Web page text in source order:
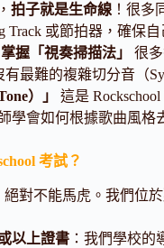
拍子就是生命線 ！很
Track 或節拍器，確保
握「視奏掃描法」
很
有最難的複雜切分音（
）」
這是
會如何根據歌曲風格
考試？
對不能馬虎。我們位於
以上證書 ：我們學校的